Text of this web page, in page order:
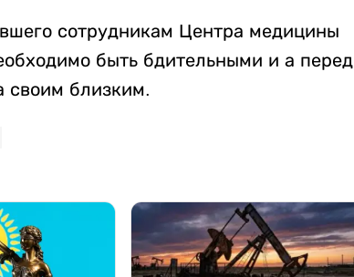
сотрудникам Центра медицины
быть бдительными и а перед
своим близким.